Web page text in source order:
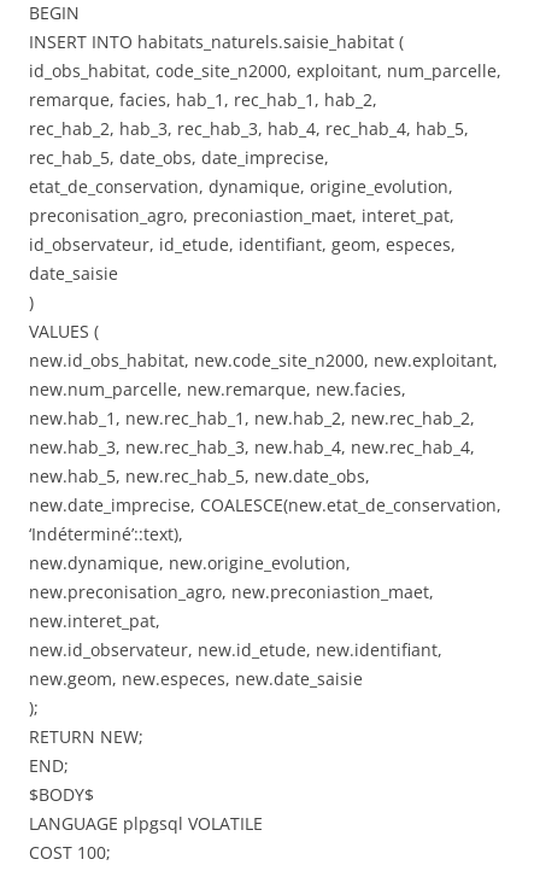
BEGIN
INSERT INTO habitats_naturels.saisie_habitat (
id_obs_habitat, code_site_n2000, exploitant, num_parcelle,
remarque, facies, hab_1, rec_hab_1, hab_2,
rec_hab_2, hab_3, rec_hab_3, hab_4, rec_hab_4, hab_5,
rec_hab_5, date_obs, date_imprecise,
etat_de_conservation, dynamique, origine_evolution,
preconisation_agro, preconiastion_maet, interet_pat,
id_observateur, id_etude, identifiant, geom, especes,
date_saisie
)
VALUES (
new.id_obs_habitat, new.code_site_n2000, new.exploitant,
new.num_parcelle, new.remarque, new.facies,
new.hab_1, new.rec_hab_1, new.hab_2, new.rec_hab_2,
new.hab_3, new.rec_hab_3, new.hab_4, new.rec_hab_4,
new.hab_5, new.rec_hab_5, new.date_obs,
new.date_imprecise, COALESCE(new.etat_de_conservation,
‘Indéterminé’::text),
new.dynamique, new.origine_evolution,
new.preconisation_agro, new.preconiastion_maet,
new.interet_pat,
new.id_observateur, new.id_etude, new.identifiant,
new.geom, new.especes, new.date_saisie
);
RETURN NEW;
END;
$BODY$
LANGUAGE plpgsql VOLATILE
COST 100;